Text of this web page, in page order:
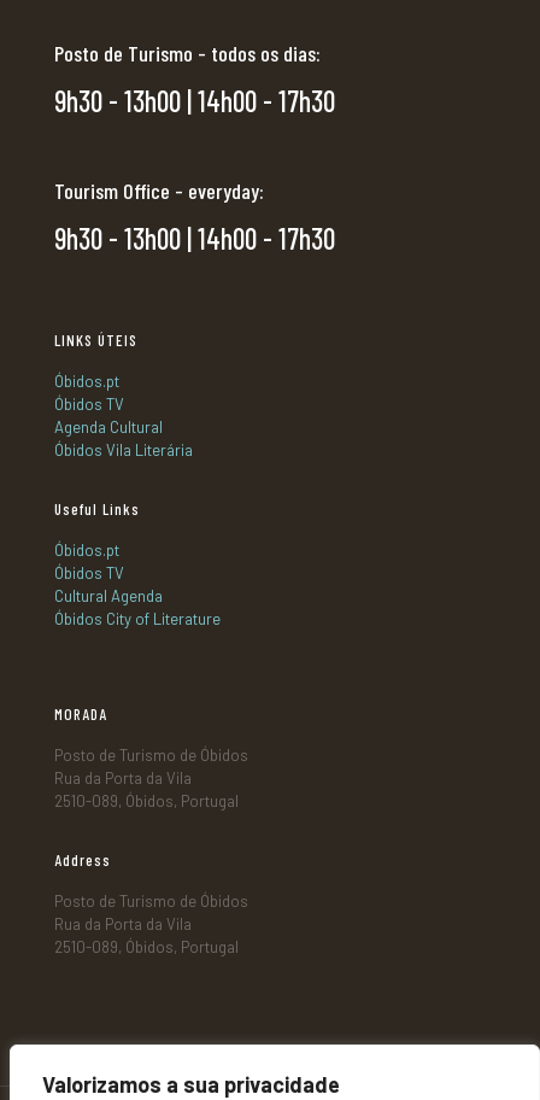
Valorizamos a sua privacidade
Posto de Turismo - todos os dias:
9h30 - 13h00 | 14h00 - 17h30
Tourism Office - everyday:
9h30 - 13h00 | 14h00 - 17h30
LINKS ÚTEIS
Óbidos.pt
Óbidos TV
Agenda Cultural
Óbidos Vila Literária
Useful Links
Óbidos.pt
Óbidos TV
Cultural Agenda
Óbidos City of Literature
MORADA
Posto de Turismo de Óbidos
Rua da Porta da Vila
2510-089, Óbidos, Portugal
Address
Posto de Turismo de Óbidos
Rua da Porta da Vila
2510-089, Óbidos, Portugal